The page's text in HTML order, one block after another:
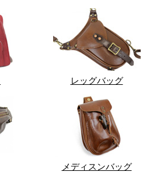
レッグバッグ
メディスンバッグ